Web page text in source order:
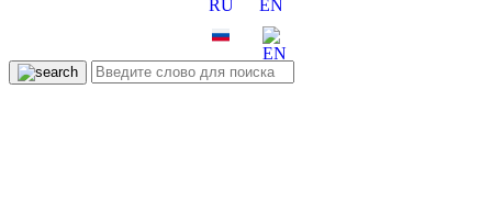
RU
EN